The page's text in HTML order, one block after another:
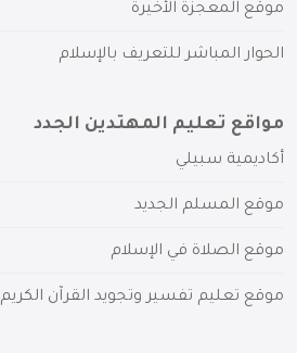
موقع المعجزة الأخيرة
الحوار المباشر للتعريف بالإسلام
مواقع تعليم المهتدين الجدد
أكاديمية سبيلي
موقع المسلم الجديد
موقع الصلاة في الإسلام
موقع تعليم تفسير وتجويد القرآن الكريم